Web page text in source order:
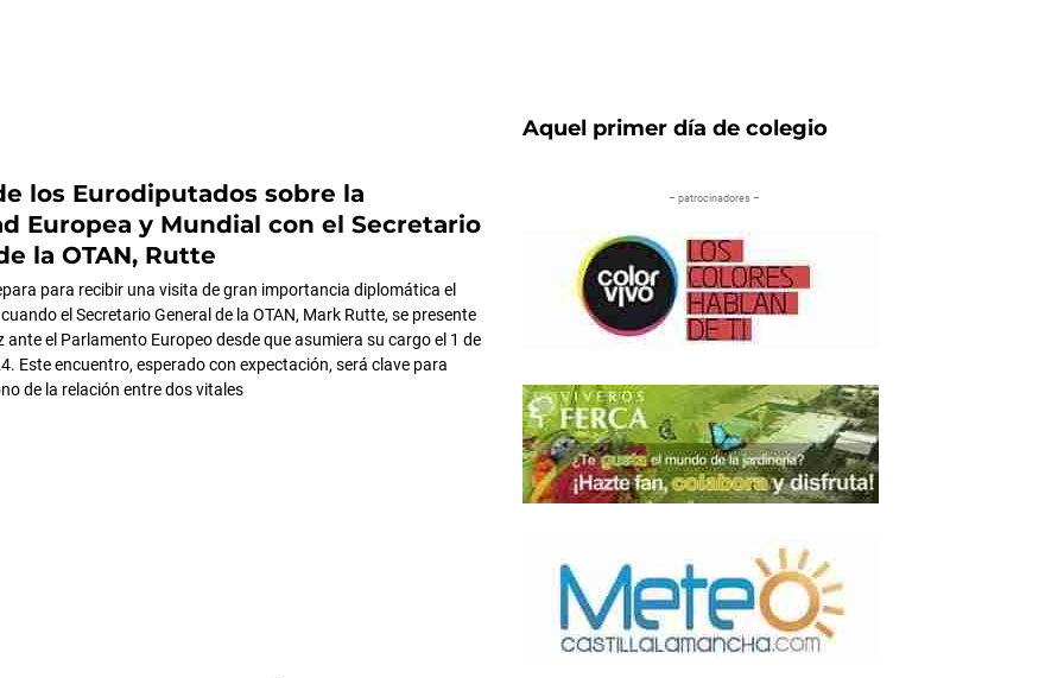
los Eurodiputados sobre la
Europea y Mundial con el Secretario
la OTAN, Rutte
para recibir una visita de gran importancia diplomática el
el Secretario General de la OTAN, Mark Rutte, se presente
ante el Parlamento Europeo desde que asumiera su cargo el 1 de
Este encuentro, esperado con expectación, será clave para
de la relación entre dos vitales
Aquel primer día de colegio
– patrocinadores –